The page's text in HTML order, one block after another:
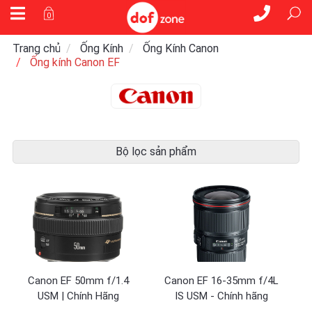
0
Trang chủ Ống Kính
Ống Kính Canon
Ống kính Canon EF
Bộ lọc sản phẩm
Canon EF 50mm f/1.4
USM | Chính Hãng
Canon EF 16-35mm f/4L
IS USM - Chính hãng